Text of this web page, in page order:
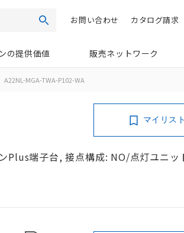
検索 カタログ請求
お問い合わせ
の提供価値 販売ネットワーク
A22NL-MGA-TWA-P102-WA
Plus端子台, 接点構成: NO/点灯ユニッ
マイリス